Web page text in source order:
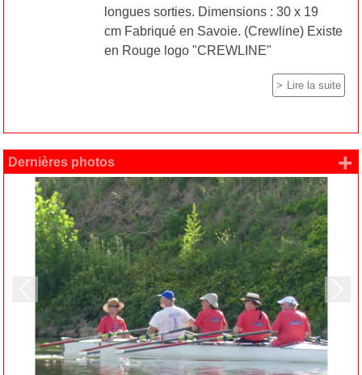
longues sorties. Dimensions : 30 x 19
cm Fabriqué en Savoie. (Crewline) Existe
en Rouge logo "CREWLINE"
Lire la suite
Dernières photos
Précedent
+